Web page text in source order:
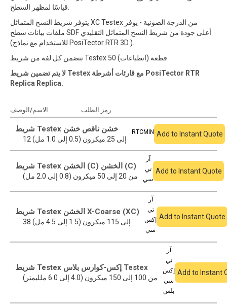
يتوفر شريط النسخ المتماثل XC Testex من الدرجة الضوئية - يوفر
ملفات بيانات سطح SDF أعلى جودة من شريط النسخ المتماثل التقليدي
(للاستخدام مع نماذج PosiTector RTR 3D ).
لا يتم تضمين شريط Testex مع قارئات أشرطة PosiTector RTR
Replica Replica.
الاسم/الوصف رمز الطلب
شريط Testex خشن ناقص خشن
12 إلى 25 ميكرون (0.5 إلى 1.0 مل)
RTCMIN Add to Instant Quote
شريط Testex الخشن (C) الخشن (C)
من 20 إلى 50 ميكرون (0.8 إلى 2.0 مل)
آر
تي
سي
Add to Instant Quote
شريط Testex الخشن X-Coarse (XC)
38 إلى 115 ميكرون (1.5 إلى 4.5 مل)
آر
تي
إكس
سي
Add to Instant Quote
شريط Testex إكس-كوارس بلاس Testex
من 100 إلى 150 ميكرون (4.0 إلى 6.0 ملليمتر)
آر
تي
إكس
سي
بلس
Add to Instant